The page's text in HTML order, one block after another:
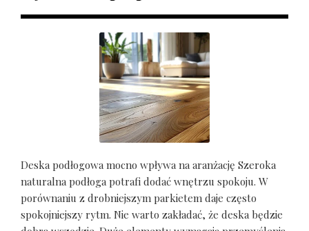
Deska podłogowa mocno wpływa na aranżację Szeroka
naturalna podłoga potrafi dodać wnętrzu spokoju. W
porównaniu z drobniejszym parkietem daje często
spokojniejszy rytm. Nie warto zakładać, że deska będzie